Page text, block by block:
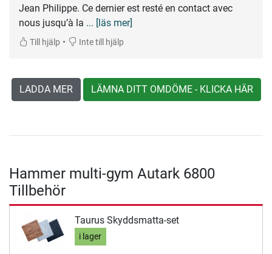
Jean Philippe. Ce dernier est resté en contact avec
nous jusqu’à la ... [läs mer]
Till hjälp • Inte till hjälp
LADDA MER LÄMNA DITT OMDÖME - KLICKA HÄR
Hammer multi-gym Autark 6800
Tillbehör
Taurus Skyddsmatta-set
i lager